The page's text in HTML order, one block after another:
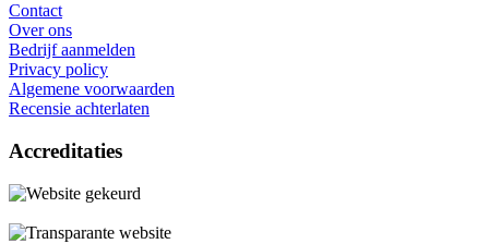
Contact
Over ons
Bedrijf aanmelden
Privacy policy
Algemene voorwaarden
Recensie achterlaten
Accreditaties